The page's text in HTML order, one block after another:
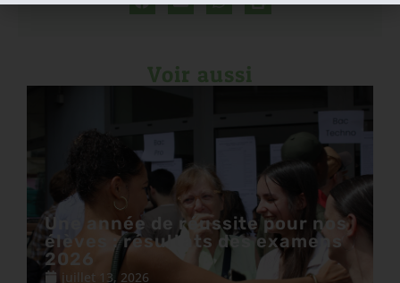
Voir aussi
Une année de réussite pour nos
élèves : résultats des examens
2026
juillet 13, 2026